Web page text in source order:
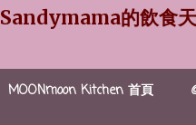
Sandymama的飲食
MOONmoon Kitchen 首頁